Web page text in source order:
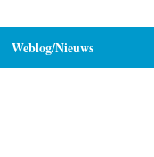
Weblog/Nieuws